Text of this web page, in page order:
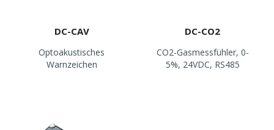
DC-CAV
Optoakustisches
Warnzeichen
DC-CO2
CO2-Gasmessfühler, 0-
5%, 24VDC, RS485